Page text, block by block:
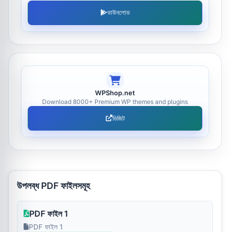
ডাউনলোড
WPShop.net
Download 8000+ Premium WP themes and plugins
ভিজিট
উপলব্ধ PDF ফাইলসমূহ
PDF ফাইল 1
PDF ফাইল 1